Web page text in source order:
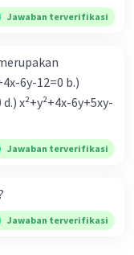
Jawaban terverifikasi
x²+y²+4x-6y+5xy-
Jawaban terverifikasi
Jawaban terverifikasi